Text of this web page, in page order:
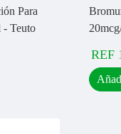
Para
- Teuto
REF